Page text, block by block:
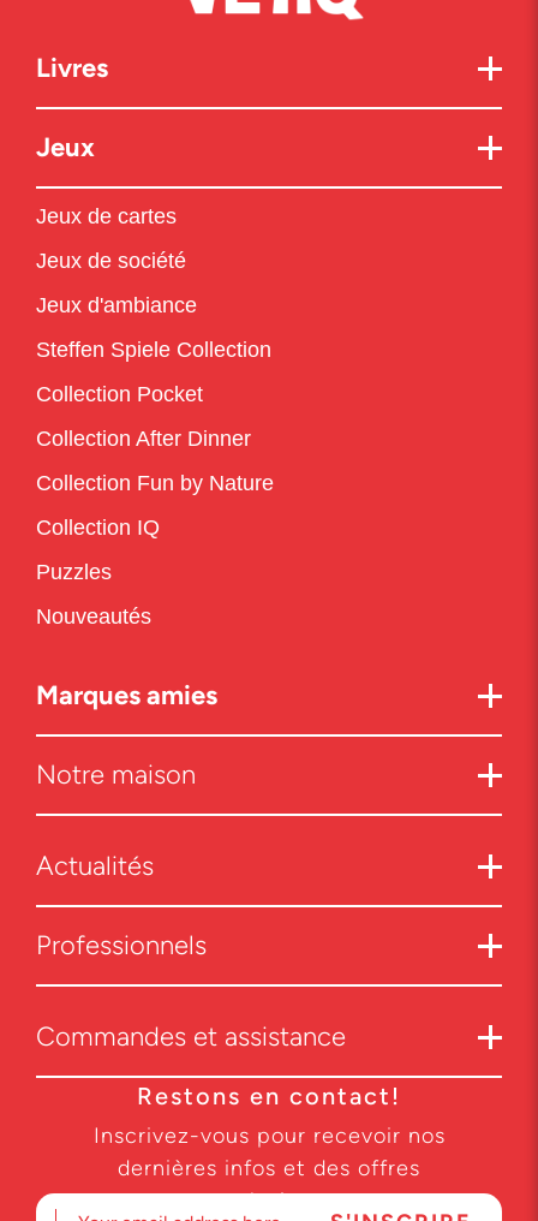
Livres
Jeux
Jeux de cartes
Jeux de société
Jeux d'ambiance
Steffen Spiele Collection
Collection Pocket
Collection After Dinner
Collection Fun by Nature
Collection IQ
Puzzles
Nouveautés
Marques amies
Notre maison
Actualités
Professionnels
Commandes et assistance
Restons en contact!
Inscrivez-vous pour recevoir nos
dernières infos et des offres
exclusives.